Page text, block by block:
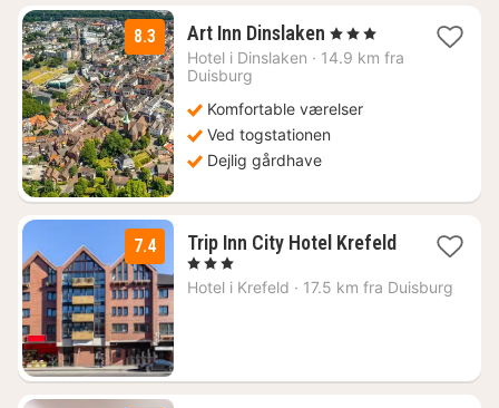
8.3 Art Inn Dinslaken 3
nætter
kr.
, 3 Stjerner
Hotel i Dinslaken · 14.9 km fra
Duisburg
Komfortable værelser
Ved togstationen
Dejlig gårdhave
7.4
Trip Inn City Hotel Krefeld
2
nætter
, 3 Stjerner
Hotel i Krefeld · 17.5 km fra Duisburg